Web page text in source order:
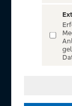
für alle Kunden
unserem
Fußball-
In